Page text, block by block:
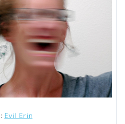
Evil Erin